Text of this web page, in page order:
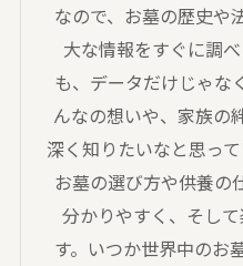
なので、お墓の歴史や
大な情報をすぐに調
も、データだけじゃな
んなの想いや、家族の
深く知りたいなと思っ
お墓の選び方や供養の
分かりやすく、そし
す。いつか世界中のお